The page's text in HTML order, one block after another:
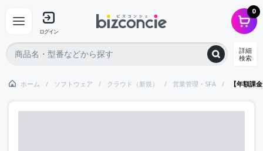
ログイン
0
詳細
検索
ホーム ソフトウェア クラウド（新規） 営業管理・SFA 【年額課